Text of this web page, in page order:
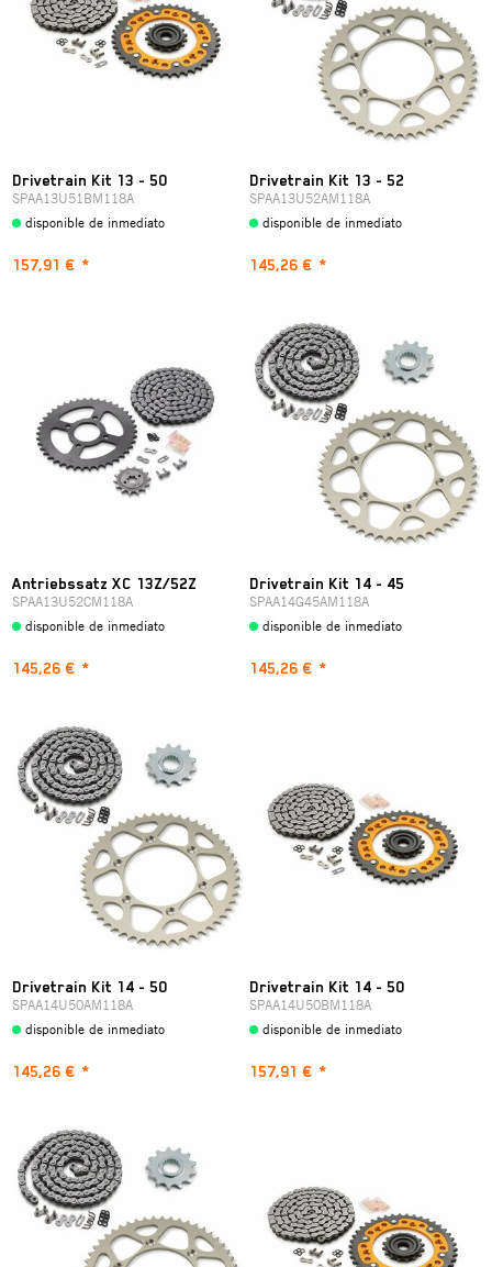
Drivetrain Kit 13 - 50
SPAA13U51BM118A
disponible de inmediato
157,91 € *
Drivetrain Kit 13 - 52
SPAA13U52AM118A
disponible de inmediato
145,26 € *
Antriebssatz XC 13Z/52Z
SPAA13U52CM118A
disponible de inmediato
145,26 € *
Drivetrain Kit 14 - 45
SPAA14G45AM118A
disponible de inmediato
145,26 € *
Drivetrain Kit 14 - 50
SPAA14U50AM118A
disponible de inmediato
145,26 € *
Drivetrain Kit 14 - 50
SPAA14U50BM118A
disponible de inmediato
157,91 € *